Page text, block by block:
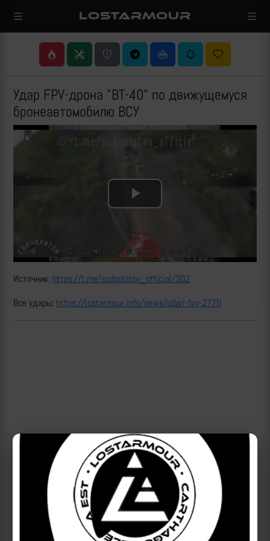
LOSTARMOUR
Удар FPV-дрона "ВТ-40" по движущемуся
бронеавтомобилю ВСУ
Play
Video
Источник: https://t.me/sudoplatov_official/302
Все удары: https://lostarmour.info/news/udari-fpv-2770